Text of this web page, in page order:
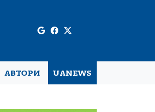
АВТОРИ UANEWS